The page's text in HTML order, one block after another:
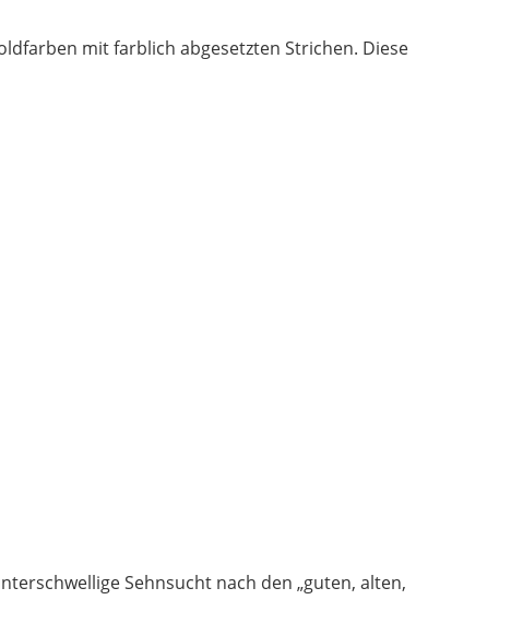
mit farblich abgesetzten Strichen. Diese
Sehnsucht nach den „guten, alten,